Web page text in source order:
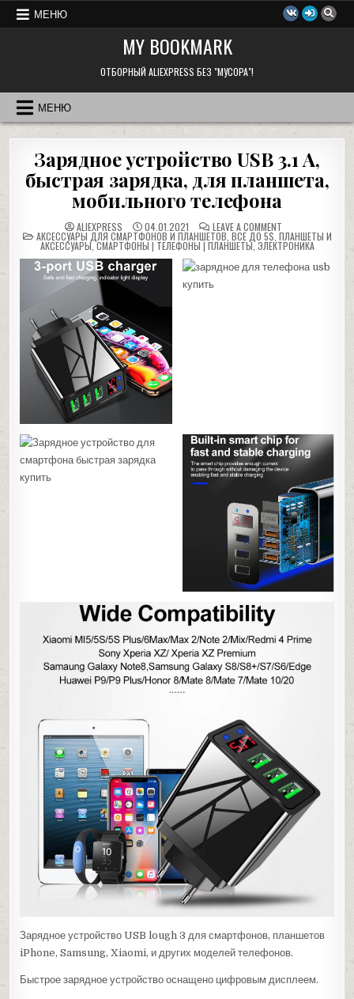
Перейти
МЕНЮ
MY BOOKMARK
ОТБОРНЫЙ ALIEXPRESS БЕЗ "МУСОРА"!
МЕНЮ
Зарядное устройство USB 3.1 А,
быстрая зарядка, для планшета,
мобильного телефона
ALIEXPRESS 04.01.2021 LEAVE A COMMENTON
ЗАРЯДНОЕ
УСТРОЙСТВО
USB
3.1
А,
POSTED
IN
АКСЕССУАРЫ ДЛЯ СМАРТФОНОВ И ПЛАНШЕТОВ ВСЕ ДО 5$ ПЛАНШЕТЫ И
АКСЕССУАРЫ,СМАРТФОНЫ | ТЕЛЕФОНЫ | ПЛАНШЕТЫ,ЭЛЕКТРОНИКА
Зарядное устройство USB lough 3 для смартфонов, планшетов
iPhone, Samsung, Xiaomi, и других моделей телефонов.
Быстрое зарядное устройство оснащено цифровым дисплеем.